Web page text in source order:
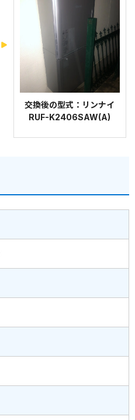
交換後の型式：リンナイ
RUF-K2406SAW(A)